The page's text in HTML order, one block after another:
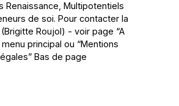
Renaissance, Multipotentiels
de soi. Pour contacter la
Roujol) - voir page “A
principal ou “Mentions
Bas de page